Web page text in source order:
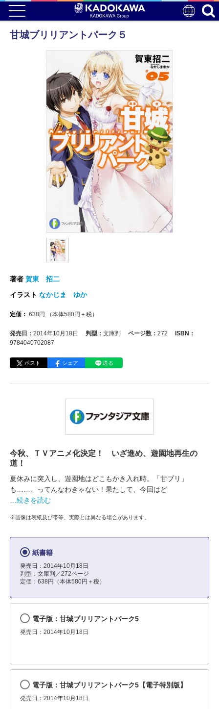
甘城ブリリアントパーク５
著者 賀東 招二
イラスト なかじま ゆか
定価： 638円 （本体580円＋税）
発売日： 2014年10月18日 判型： 文庫判 ページ数： 272
ISBN：
9784040702087
ポスト シェア 送る
今秋、ＴＶアニメ化決定！ いざ進め、遊園地再生の
道！
夏休みに突入し、遊園地はどこもかき入れ時。「甘ブリ」
も……、ってんなわきゃない！果たして、今回はど
…続きを読む
※画像は表紙及び帯等、実際とは異なる場合があります。
紙書籍
発売日：2014年10月18日
判型：文庫判／272ページ
定価：638円（本体580円＋税）
電子版：甘城ブリリアントパーク5
発売日：2014年10月18日
電子版：甘城ブリリアントパーク5【電子特別版】
発売日：2014年10月18日